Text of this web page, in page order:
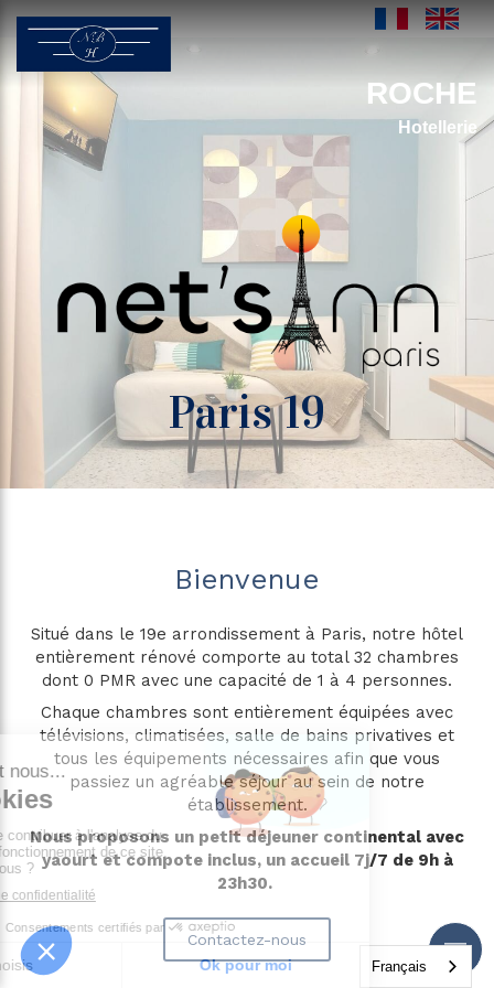
ROCHE
Hotellerie
Paris 19
Bienvenue
Situé dans le 19e arrondissement à Paris, notre hôtel
entièrement rénové comporte au total 32 chambres
dont 0 PMR avec une capacité de 1 à 4 personnes.
Chaque chambres sont entièrement équipées avec
télévisions, climatisées, salle de bains privatives et
tous les équipements nécessaires afin que vous
passiez un agréable séjour au sein de notre
établissement.
Nous proposons un petit déjeuner continental avec
yaourt et compote inclus, un accueil 7j/7 de 9h à
23h30.
Contactez-nous
Français